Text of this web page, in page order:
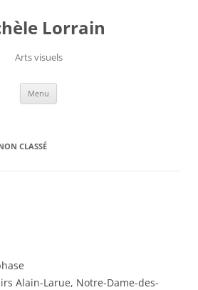
Lorrain
Arts visuels
Menu
CLASSÉ
Alain-Larue, Notre-Dame-des-